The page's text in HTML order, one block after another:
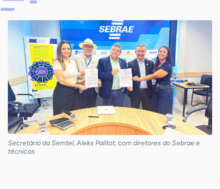
Secretário da Semtel, Aleks Palitot, com diretores do Sebrae e
técnicas